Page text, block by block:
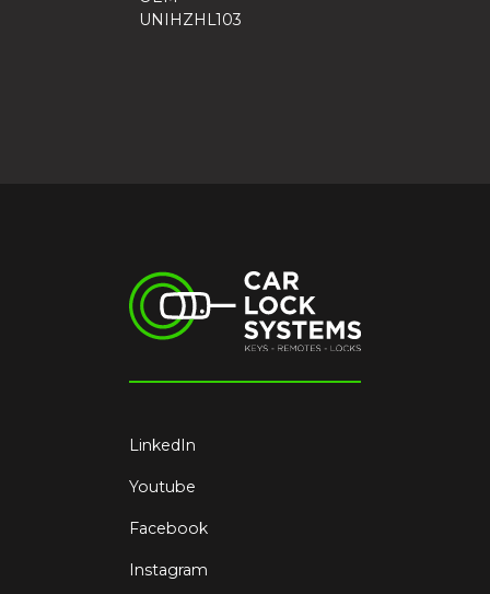
UNIHZHL103
LinkedIn
Youtube
Facebook
Instagram